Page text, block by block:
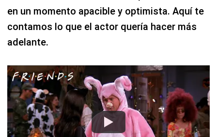
en un momento apacible y optimista. Aquí te
contamos lo que el actor quería hacer más
adelante.